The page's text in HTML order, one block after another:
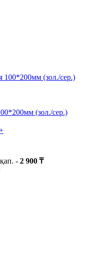
(зол./сер.)
қап. - 2 900 ₸